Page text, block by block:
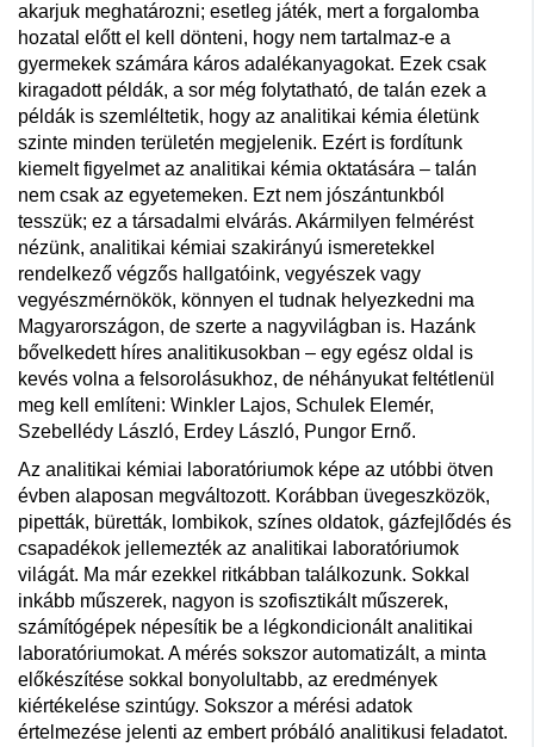
akarjuk meghatározni; esetleg játék, mert a forgalomba
hozatal előtt el kell dönteni, hogy nem tartalmaz-e a
gyermekek számára káros adalékanyagokat. Ezek csak
kiragadott példák, a sor még folytatható, de talán ezek a
példák is szemléltetik, hogy az analitikai kémia életünk
szinte minden területén megjelenik. Ezért is fordítunk
kiemelt figyelmet az analitikai kémia oktatására – talán
nem csak az egyetemeken. Ezt nem jószántunkból
tesszük; ez a társadalmi elvárás. Akármilyen felmérést
nézünk, analitikai kémiai szakirányú ismeretekkel
rendelkező végzős hallgatóink, vegyészek vagy
vegyészmérnökök, könnyen el tudnak helyezkedni ma
Magyarországon, de szerte a nagyvilágban is. Hazánk
bővelkedett híres analitikusokban – egy egész oldal is
kevés volna a felsorolásukhoz, de néhányukat feltétlenül
meg kell említeni: Winkler Lajos, Schulek Elemér,
Szebellédy László, Erdey László, Pungor Ernő.
Az analitikai kémiai laboratóriumok képe az utóbbi ötven
évben alaposan megváltozott. Korábban üvegeszközök,
pipetták, büretták, lombikok, színes oldatok, gázfejlődés és
csapadékok jellemezték az analitikai laboratóriumok
világát. Ma már ezekkel ritkábban találkozunk. Sokkal
inkább műszerek, nagyon is szofisztikált műszerek,
számítógépek népesítik be a légkondicionált analitikai
laboratóriumokat. A mérés sokszor automatizált, a minta
előkészítése sokkal bonyolultabb, az eredmények
kiértékelése szintúgy. Sokszor a mérési adatok
értelmezése jelenti az embert próbáló analitikusi feladatot.